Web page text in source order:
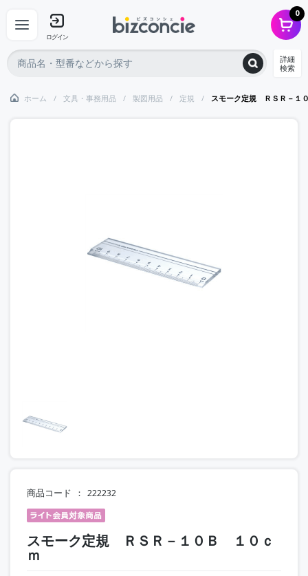
ログイン
0
詳細
検索
ホーム 文具・事務用品 製図用品 定規 スモーク定規 ＲＳＲ－１
商品コード 222232
スモーク定規 ＲＳＲ－１０Ｂ １０ｃ
ｍ